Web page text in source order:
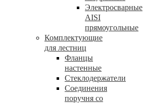
Электросварные
AISI
прямоугольные
Комплектующие
для лестниц
Фланцы
настенные
Стеклодержатели
Соединения
поручня со